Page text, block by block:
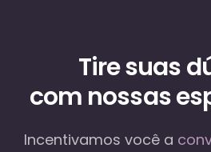
Tire suas
com nossas
Incentivamos você a